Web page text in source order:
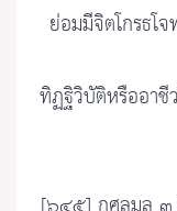
ย่อมมีจิตโกรธโ
ทิฏฐิวิบัติหรืออา